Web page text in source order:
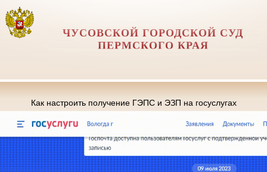
ЧУСОВСКОЙ ГОРОДСКОЙ СУД
ПЕРМСКОГО КРАЯ
Как настроить получение ГЭПС и ЭЗП на госуслугах